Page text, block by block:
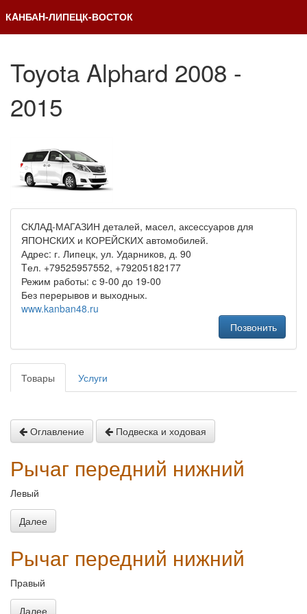
КAНБАH-ЛИПЕЦК-ВОСТОК
Toyota Alphard 2008 -
2015
СКЛАД-МАГАЗИН деталей, масел, аксессуаров для
ЯПОНСКИХ и КОРЕЙСКИХ автомобилей.
Адрес: г. Липецк, ул. Ударников, д. 90
Tел. +79525957552, +79205182177
Режим работы: с 9-00 до 19-00
Без перерывов и выходных.
www.kanban48.ru
Позвонить
Товары Услуги
Оглавление Подвеска и ходовая
Рычаг передний нижний
Левый
Далее
Рычаг передний нижний
Правый
Далее